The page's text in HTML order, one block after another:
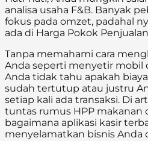
analisa usaha F&B. Banyak
fokus pada omzet, padahal
ada di Harga Pokok
Tanpa memahami cara
Anda seperti menyetir
Anda tidak tahu apakah
sudah tertutup atau justru
setiap kali ada transaksi. Di
tuntas rumus HPP makanan
bagaimana aplikasi kasir
menyelamatkan bisnis Anda